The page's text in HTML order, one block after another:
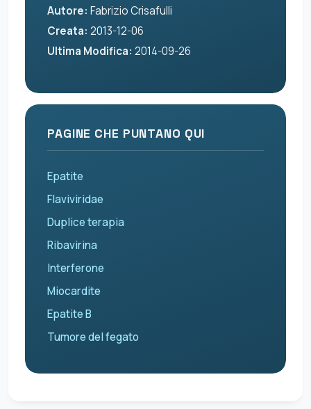
Autore: Fabrizio Crisafulli
Creata: 2013-12-06
Ultima Modifica: 2014-09-26
PAGINE CHE PUNTANO QUI
Epatite
Flaviviridae
Duplice terapia
Ribavirina
Interferone
Miocardite
Epatite B
Tumore del fegato